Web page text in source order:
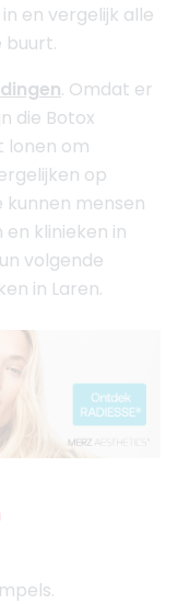
en vergelijk alle
buurt.
. Omdat er
die Botox
lonen om
op
kunnen mensen
klinieken in
volgende
in Laren.